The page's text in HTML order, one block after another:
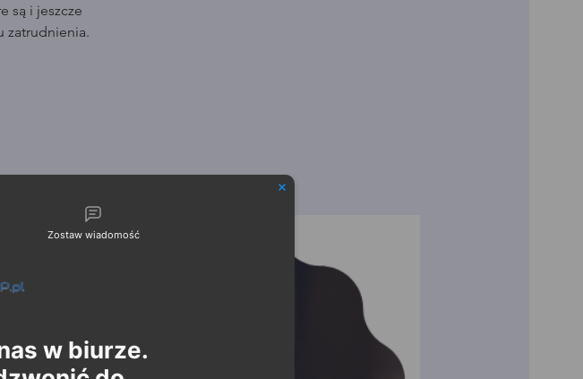
są i jeszcze
zatrudnienia.
Zostaw wiadomość
w biurze.